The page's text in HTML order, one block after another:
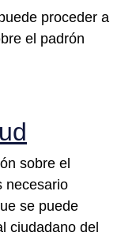
proceder a
el padrón
sobre el
necesario
se puede
ciudadano del